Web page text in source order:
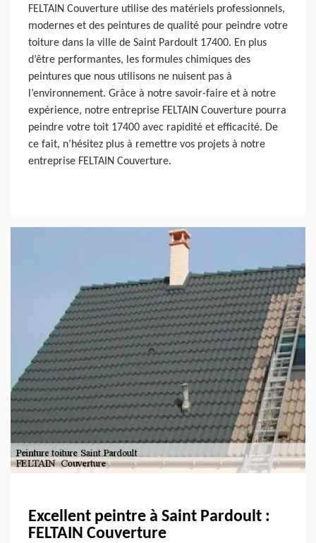
FELTAIN Couverture utilise des matériels professionnels,
modernes et des peintures de qualité pour peindre votre
toiture dans la ville de Saint Pardoult 17400. En plus
d’être performantes, les formules chimiques des
peintures que nous utilisons ne nuisent pas à
l’environnement. Grâce à notre savoir-faire et à notre
expérience, notre entreprise FELTAIN Couverture pourra
peindre votre toit 17400 avec rapidité et efficacité. De
ce fait, n’hésitez plus à remettre vos projets à notre
entreprise FELTAIN Couverture.
Excellent peintre à Saint Pardoult :
FELTAIN Couverture